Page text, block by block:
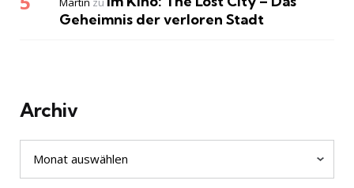
Geheimnis der verloren Stadt
Archiv
Archiv